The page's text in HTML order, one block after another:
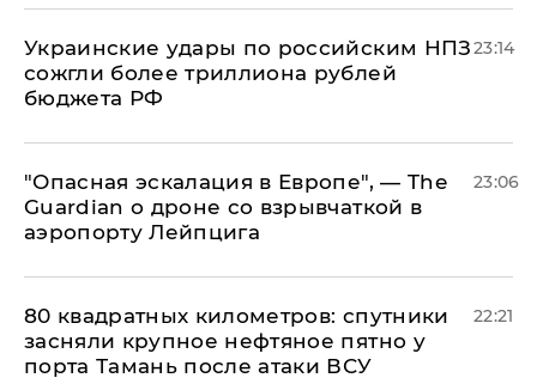
Украинские удары по российским НПЗ
сожгли более триллиона рублей
бюджета РФ
23:14
"Опасная эскалация в Европе", — The
Guardian о дроне со взрывчаткой в
аэропорту Лейпцига
23:06
80 квадратных километров: спутники
засняли крупное нефтяное пятно у
порта Тамань после атаки ВСУ
22:21